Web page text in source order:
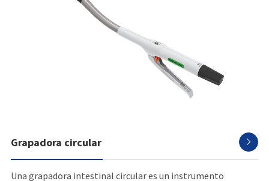
Grapadora circular 
Una grapadora intestinal circular es un instrumento